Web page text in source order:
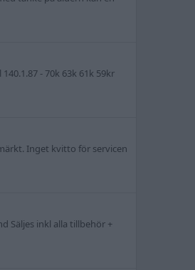
- 70k 63k 61k 59kr
Inget kvitto för servicen
Säljes inkl alla tillbehör +